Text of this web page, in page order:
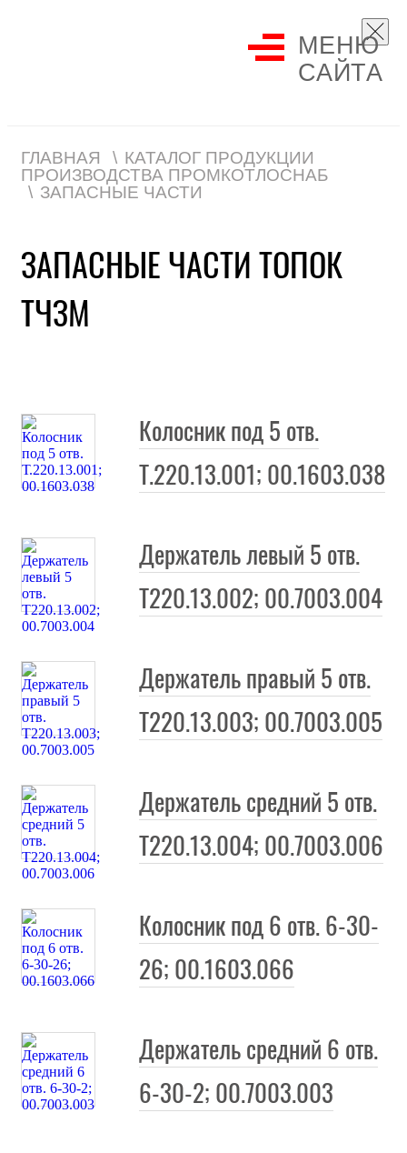
МЕНЮ
САЙТА
ГЛАВНАЯ
КАТАЛОГ ПРОДУКЦИИ
ПРОИЗВОДСТВА ПРОМКОТЛОСНАБ
ЗАПАСНЫЕ ЧАСТИ
ЗАПАСНЫЕ ЧАСТИ ТОПОК
ТЧЗМ
Колосник под 5 отв.
Т.220.13.001; 00.1603.038
Держатель левый 5 отв.
Т220.13.002; 00.7003.004
Держатель правый 5 отв.
Т220.13.003; 00.7003.005
Держатель средний 5 отв.
Т220.13.004; 00.7003.006
Колосник под 6 отв. 6-30-
26; 00.1603.066
Держатель средний 6 отв.
6-30-2; 00.7003.003